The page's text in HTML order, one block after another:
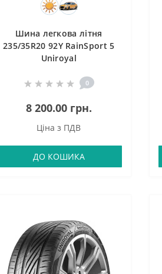
Шина легкова літня
235/35R20 92Y RainSport 5
Uniroyal
0
8 200.00 грн.
Ціна з ПДВ
ДО КОШИКА